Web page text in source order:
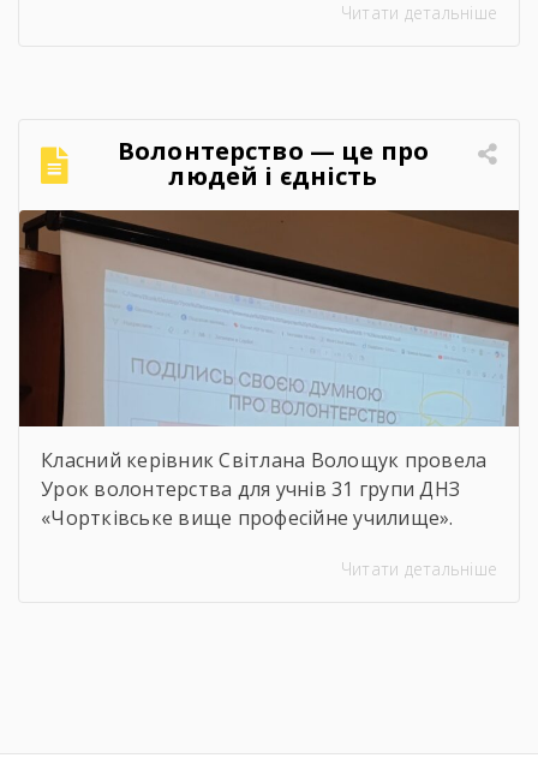
«Сучасний стан та перспективи розвитку
аналізом та прагненням осмислити сучасні
виклики й перспективи розвитку аграрної
сфери Чортківського […]
Читати детальніше
Волонтерство — це про
людей і єдність
Класний керівник Світлана Волощук провела
Урок волонтерства для учнів 31 групи ДНЗ
«Чортківське вище професійне училище».
урок відбувся онлайн, у живому спілкуванні, з
Читати детальніше